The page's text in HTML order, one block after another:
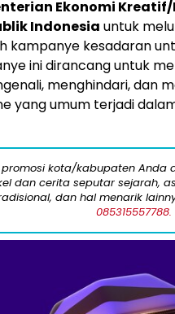
Ekonomi
Indonesia untuk
kampanye kesadaran
ini dirancang untuk
menghindari, dan
yang umum terjadi
promosi kota/kabupaten Anda
dan cerita seputar sejarah,
dan hal menarik
085315557788.